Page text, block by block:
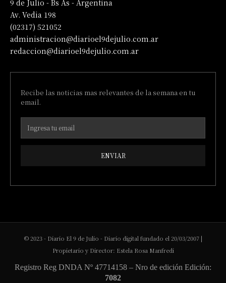
9 de Julio - Bs As - Argentina
Av. Vedia 198
(02317) 521052
administracion@diarioel9dejulio.com.ar
redaccion@diarioel9dejulio.com.ar
Recibe las noticias mas relevantes de la semana en tu
email.
ENVIAR
© 2023 - Diario El 9 de Julio - Diario digital fundado el 20/03/2007 |
Propietario y Director: Estela Rosa Manfredi
Registro Reg DNDA Nº 47714158 – Nro de edición Edición:
7082